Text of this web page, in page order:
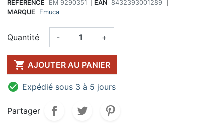
RÉFÉRENCE EM 9290351 EAN 8432393001289
MARQUE
Emuca
Quantité - +
 AJOUTER AU PANIER
 Expédié sous 3 à 5 jours
Partager